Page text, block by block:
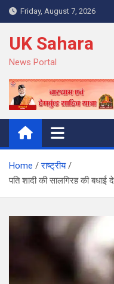
Skip
to
content
Friday, August 7, 2026
UK Sahara
News Portal
Home
राष्ट्रीय
पति शादी की सालगिरह की